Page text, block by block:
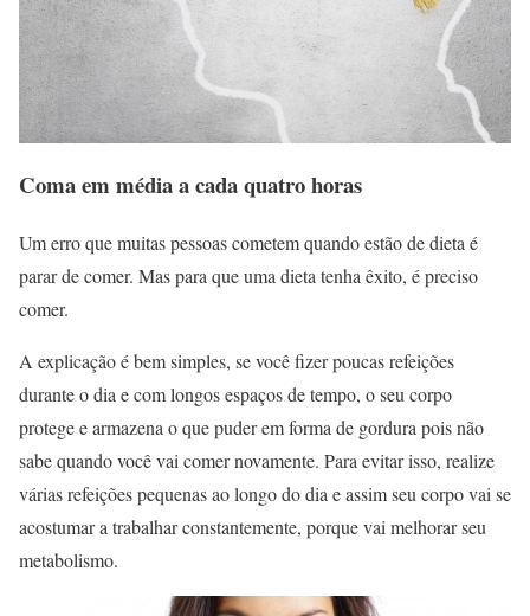
Coma em média a cada quatro horas
Um erro que muitas pessoas cometem quando estão de dieta é
parar de comer. Mas para que uma dieta tenha êxito, é preciso
comer.
A explicação é bem simples, se você fizer poucas refeições
durante o dia e com longos espaços de tempo, o seu corpo
protege e armazena o que puder em forma de gordura pois não
sabe quando você vai comer novamente. Para evitar isso, realize
várias refeições pequenas ao longo do dia e assim seu corpo vai se
acostumar a trabalhar constantemente, porque vai melhorar seu
metabolismo.